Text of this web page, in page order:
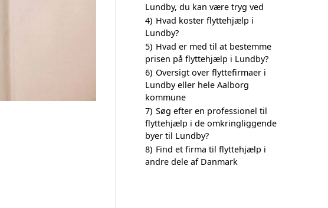
Lundby, du kan være tryg ved
4) Hvad koster flyttehjælp i
Lundby?
5) Hvad er med til at bestemme
prisen på flyttehjælp i Lundby?
6) Oversigt over flyttefirmaer i
Lundby eller hele Aalborg
kommune
7) Søg efter en professionel til
flyttehjælp i de omkringliggende
byer til Lundby?
8) Find et firma til flyttehjælp i
andre dele af Danmark